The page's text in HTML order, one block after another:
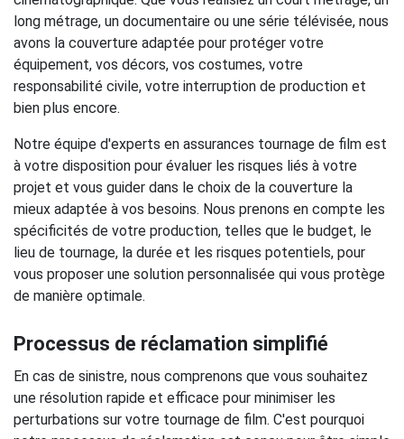
long métrage, un documentaire ou une série télévisée, nous
avons la couverture adaptée pour protéger votre
équipement, vos décors, vos costumes, votre
responsabilité civile, votre interruption de production et
bien plus encore.
Notre équipe d'experts en assurances tournage de film est
à votre disposition pour évaluer les risques liés à votre
projet et vous guider dans le choix de la couverture la
mieux adaptée à vos besoins. Nous prenons en compte les
spécificités de votre production, telles que le budget, le
lieu de tournage, la durée et les risques potentiels, pour
vous proposer une solution personnalisée qui vous protège
de manière optimale.
Processus de réclamation simplifié
En cas de sinistre, nous comprenons que vous souhaitez
une résolution rapide et efficace pour minimiser les
perturbations sur votre tournage de film. C'est pourquoi